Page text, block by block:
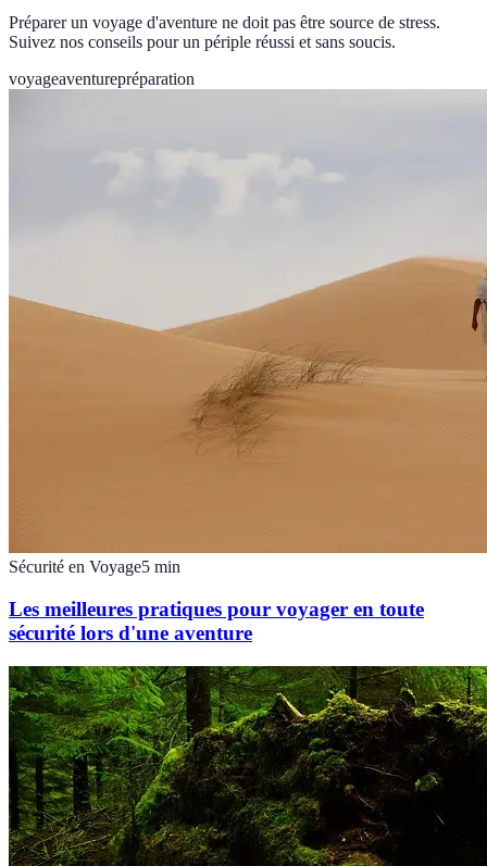
Préparer un voyage d'aventure ne doit pas être source de stress.
Suivez nos conseils pour un périple réussi et sans soucis.
voyageaventurepréparation
Sécurité en Voyage5 min
Les meilleures pratiques pour voyager en toute
sécurité lors d'une aventure